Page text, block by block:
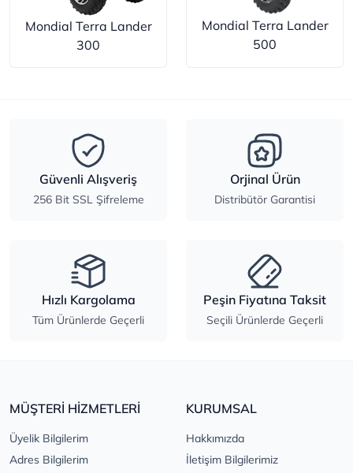
Mondial Terra Lander
300
Mondial Terra Lander
500
Güvenli Alışveriş
256 Bit SSL Şifreleme
Orjinal Ürün
Distribütör Garantisi
Hızlı Kargolama
Tüm Ürünlerde Geçerli
Peşin Fiyatına Taksit
Seçili Ürünlerde Geçerli
MÜŞTERİ HİZMETLERİ
Üyelik Bilgilerim
Adres Bilgilerim
KURUMSAL
Hakkımızda
İletişim Bilgilerimiz